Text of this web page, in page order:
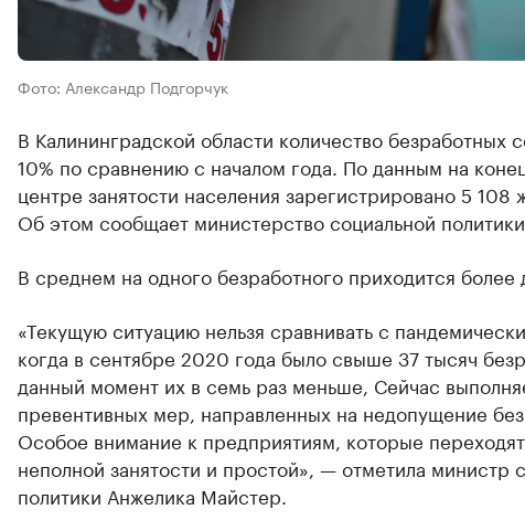
Фото: Александр Подгорчук
В Калининградской области количество безработных
10% по сравнению с началом года. По данным на
центре занятости населения зарегистрировано 5 108
Об этом сообщает министерство социальной политики.
В среднем на одного безработного приходится более
«Текущую ситуацию нельзя сравнивать с
когда в сентябре 2020 года было свыше 37 тысяч
данный момент их в семь раз меньше, Сейчас
превентивных мер, направленных на недопущение
Особое внимание к предприятиям, которые
неполной занятости и простой», — отметила министр
политики Анжелика Майстер.